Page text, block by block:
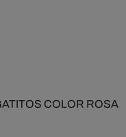
COLOR ROSA